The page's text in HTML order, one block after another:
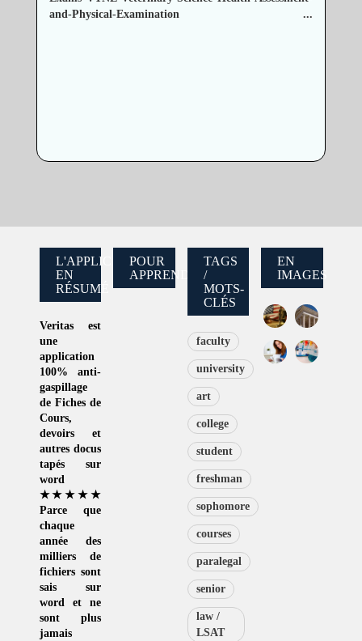
and-Physical-Examination...
L'APPLICATION
EN
RÉSUMÉ
Veritasest
une
application
100% anti-
gaspillage
de Fiches de
Cours,
devoirs et
autres docus
tapés sur
word
★★★★★
Parce que
chaque
année des
milliers de
fichiers sont
sais sur
word et ne
sont plus
jamais
POUR
APPRENDRE
TAGS
/
MOTS-
CLÉS
faculty
university
art
college
student
freshman
sophomore
courses
paralegal
senior
law /
LSAT
EN
IMAGES